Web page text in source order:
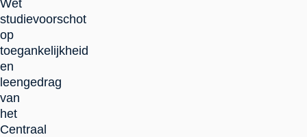
Wet
studievoorschot
op
toegankelijkheid
en
leengedrag
van
het
Centraal